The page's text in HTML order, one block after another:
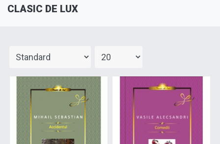
CLASIC DE LUX